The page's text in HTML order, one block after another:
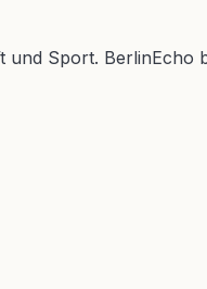
Sport.